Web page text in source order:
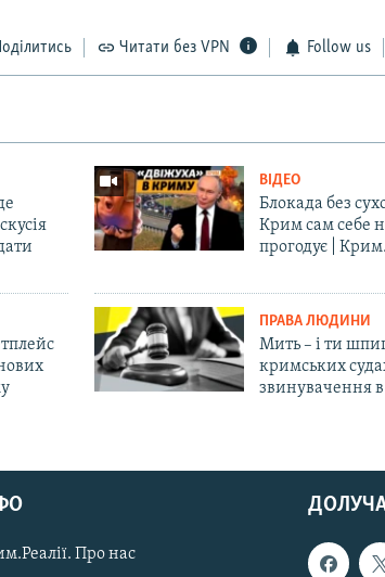
Читати без VPN Follow us
ВІДЕО
Блокада без
Крим сам себе
прогодує |
ПРАВА ЛЮДИНИ
Мить – і ти
кримських
звинувачення
Про нас